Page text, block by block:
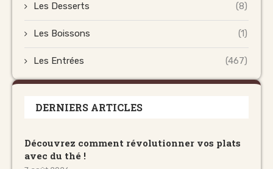
Les Desserts (8)
Les Boissons (1)
Les Entrées (467)
DERNIERS ARTICLES
Découvrez comment révolutionner vos plats
avec du thé !